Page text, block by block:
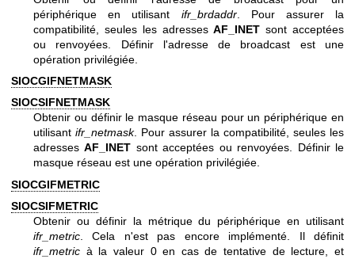
périphérique en utilisant ifr_brdaddr. Pour assurer la
compatibilité, seules les adressesAF_INET sont acceptées
ou renvoyées. Définir l'adresse de broadcast est une
opération privilégiée.
SIOCGIFNETMASK
SIOCSIFNETMASK
Obtenir ou définir le masque réseau pour un périphérique en
utilisant ifr_netmask. Pour assurer la compatibilité, seules les
adressesAF_INET sont acceptées ou renvoyées. Définir le
masque réseau est une opération privilégiée.
SIOCGIFMETRIC
SIOCSIFMETRIC
Obtenir ou définir la métrique du périphérique en utilisant
ifr_metric . Cela n'est pas encore implémenté. Il définit
ifr_metric à la valeur 0 en cas de tentative de lecture, et